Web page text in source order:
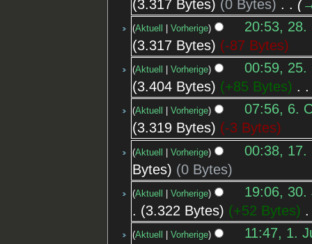
3.317 Bytes
0 Bytes
Aktuell Vorherige
20:53, 28.
3.317 Bytes
-87 Bytes
Aktuell Vorherige
00:59, 25.
3.404 Bytes
+85 Bytes
Aktuell Vorherige
07:56, 6.
3.319 Bytes
-3 Bytes
Aktuell Vorherige
00:38, 17.
Bytes
0 Bytes
Aktuell Vorherige
19:06, 30.
3.322 Bytes
+52 Bytes
Aktuell Vorherige
11:47, 1.